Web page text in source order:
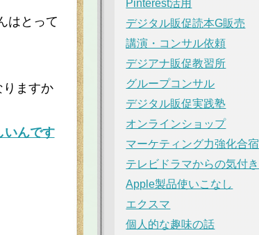
はとって
ますか
いんです
Pinterest活用
デジタル販促読本G販売
講演・コンサル依頼
デジアナ販促教習所
グループコンサル
デジタル販促実践塾
オンラインショップ
マーケティング力強化合宿
テレビドラマからの気付き
Apple製品使いこなし
エクスマ
個人的な趣味の話